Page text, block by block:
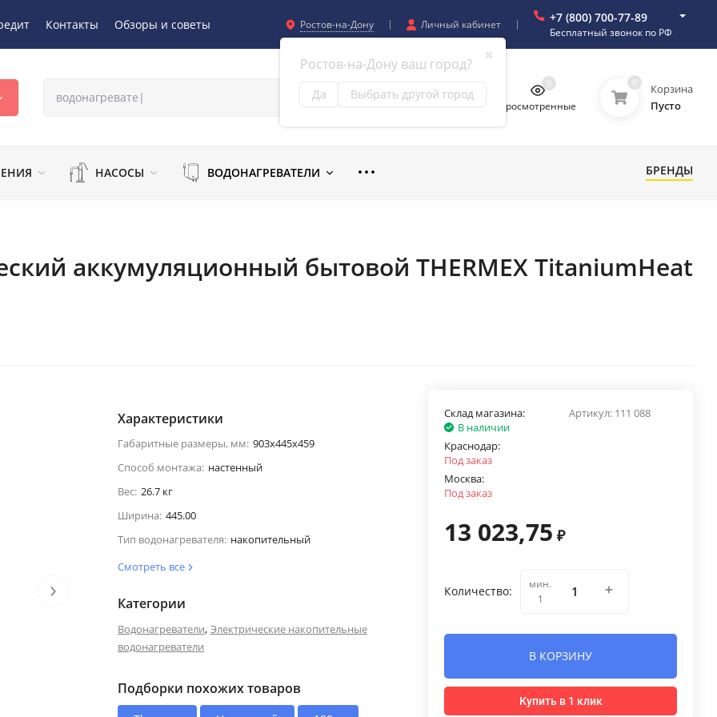
Контакты Обзоры и советы Ростов-на-Дону
✖
Ростов-на-Дону ваш город?
Да Выбрать другой город
Личный кабинет +7 (800) 700-77-89
Бесплатный звонок по РФ
Просмотренные
0 0
Корзина
Пусто
НАСОСЫ ВОДОНАГРЕВАТЕЛИ БРЕНДЫ
аккумуляционный бытовой THERMEX TitaniumHeat
›
Характеристики
Габаритные размеры, мм: 903х445х459
Способ монтажа: настенный
Вес: 26.7 кг
Ширина: 445.00
Тип водонагревателя: накопительный
Смотреть все
Категории
Водонагреватели, Электрические накопительные
водонагреватели
Подборки похожих товаров
Артикул: 111 088
Склад магазина:
В наличии
Краснодар:
Под заказ
Москва:
Под заказ
13 023,75 ₽
Количество:
мин.
1
В КОРЗИНУ
Купить в 1 клик